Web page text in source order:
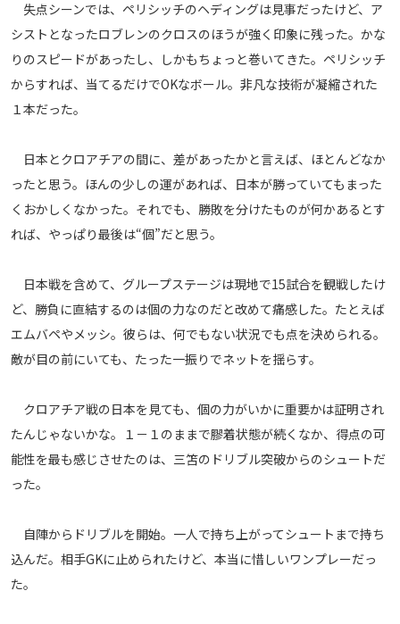
運営会社
ご利用にあたって
プライバシーポリシー
© AbemaTV. Inc. All Rights Reserved.
失点シーンでは、ペリシッチのヘディングは見事だったけど、ア
シストとなったロブレンのクロスのほうが強く印象に残った。かな
りのスピードがあったし、しかもちょっと巻いてきた。ペリシッチ
からすれば、当てるだけでOKなボール。非凡な技術が凝縮された
１本だった。
日本とクロアチアの間に、差があったかと言えば、ほとんどなか
ったと思う。ほんの少しの運があれば、日本が勝っていてもまった
くおかしくなかった。それでも、勝敗を分けたものが何かあるとす
れば、やっぱり最後は“個”だと思う。
日本戦を含めて、グループステージは現地で15試合を観戦したけ
ど、勝負に直結するのは個の力なのだと改めて痛感した。たとえば
エムバペやメッシ。彼らは、何でもない状況でも点を決められる。
敵が目の前にいても、たった一振りでネットを揺らす。
クロアチア戦の日本を見ても、個の力がいかに重要かは証明され
たんじゃないかな。１－１のままで膠着状態が続くなか、得点の可
能性を最も感じさせたのは、三笘のドリブル突破からのシュートだ
った。
自陣からドリブルを開始。一人で持ち上がってシュートまで持ち
込んだ。相手GKに止められたけど、本当に惜しいワンプレーだっ
た。